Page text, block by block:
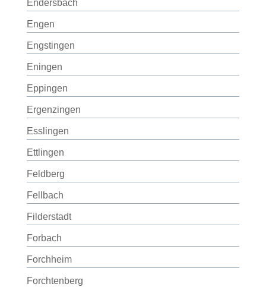
Endersbach
Engen
Engstingen
Eningen
Eppingen
Ergenzingen
Esslingen
Ettlingen
Feldberg
Fellbach
Filderstadt
Forbach
Forchheim
Forchtenberg